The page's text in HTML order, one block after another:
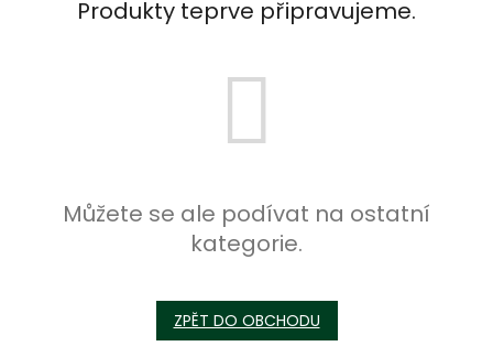
Produkty teprve připravujeme.
Můžete se ale podívat na ostatní
kategorie.
ZPĚT DO OBCHODU